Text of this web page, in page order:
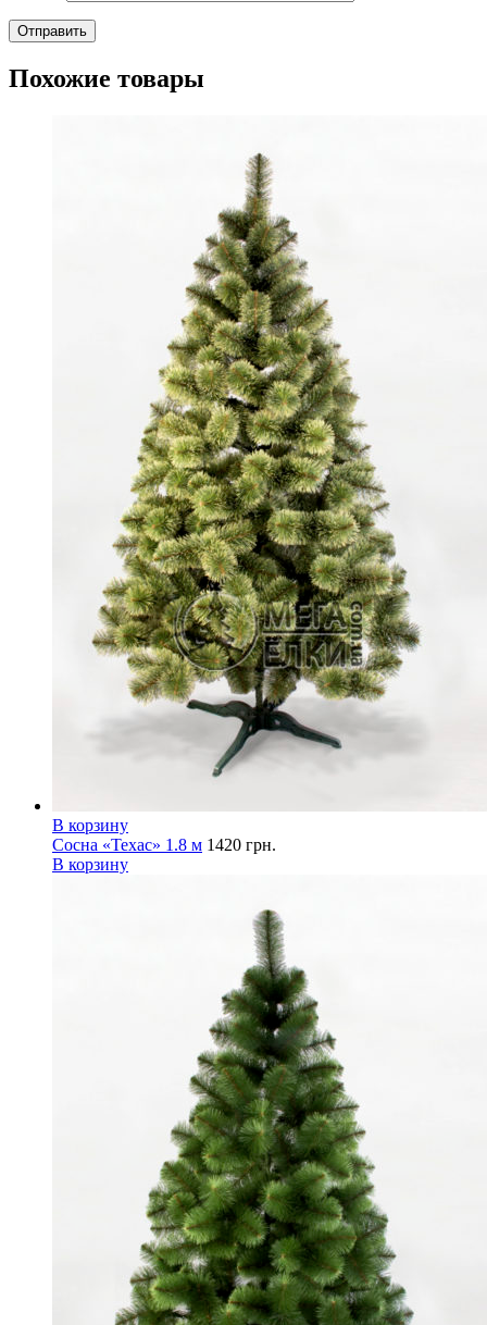
Похожие товары
В корзину
Сосна «Техас» 1.8 м 1420 грн.
В корзину